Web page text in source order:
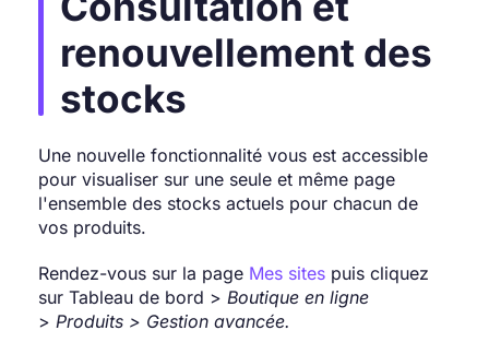
renouvellement des
stocks
Une nouvelle fonctionnalité vous est accessible
pour visualiser sur une seule et même page
l'ensemble des stocks actuels pour chacun de
vos produits.
Rendez-vous sur la page Mes sites puis cliquez
sur Tableau de bord > Boutique en ligne
> Produits > Gestion avancée.